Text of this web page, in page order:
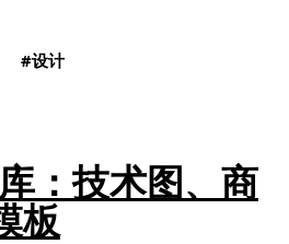
设计
：技术图、商
板